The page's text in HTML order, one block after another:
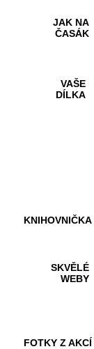
JAK NA
ČASÁK
VAŠE
DÍLKA
KNIHOVNIČKA
SKVĚLÉ
WEBY
FOTKY Z AKCÍ